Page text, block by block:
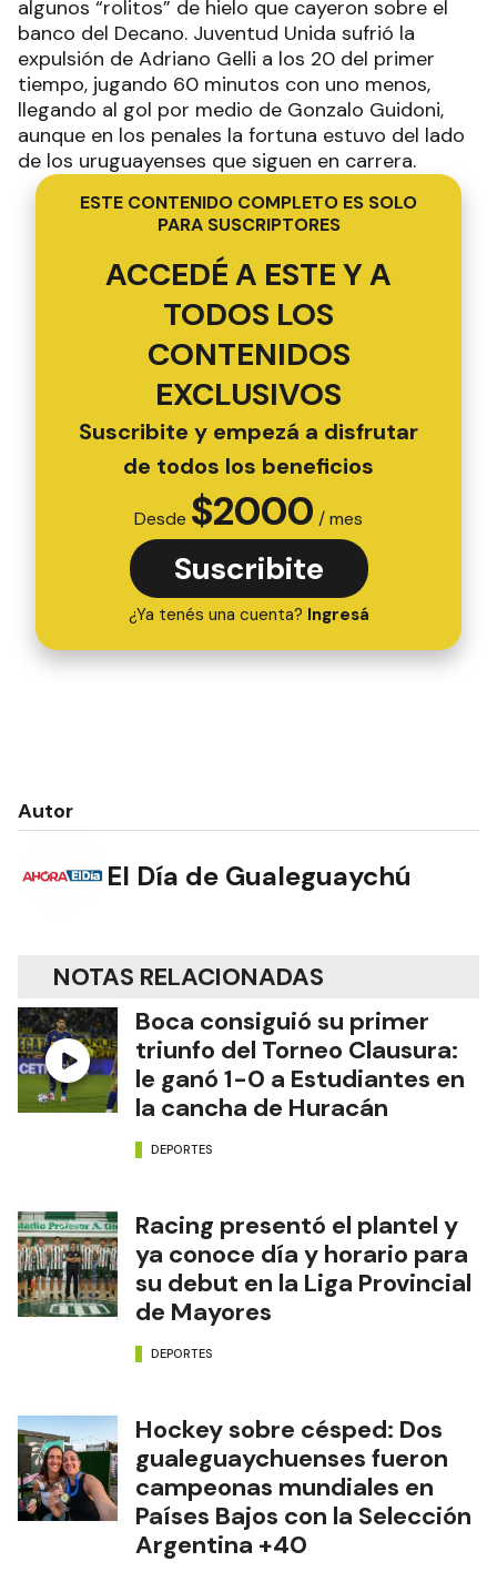
algunos “rolitos” de hielo que cayeron sobre el
banco del Decano. Juventud Unida sufrió la
expulsión de Adriano Gelli a los 20 del primer
tiempo, jugando 60 minutos con uno menos,
llegando al gol por medio de Gonzalo Guidoni,
aunque en los penales la fortuna estuvo del lado
de los uruguayenses que siguen en carrera.
ESTE CONTENIDO COMPLETO ES SOLO
PARA SUSCRIPTORES
ACCEDÉ A ESTE Y A
TODOS LOS
CONTENIDOS
EXCLUSIVOS
Suscribite y empezá a disfrutar
de todos los beneficios
Desde $2000 / mes
Suscribite
¿Ya tenés una cuenta? Ingresá
Autor
El Día de Gualeguaychú
NOTAS RELACIONADAS
Boca consiguió su primer
triunfo del Torneo Clausura:
le ganó 1-0 a Estudiantes en
la cancha de Huracán
DEPORTES
Racing presentó el plantel y
ya conoce día y horario para
su debut en la Liga Provincial
de Mayores
DEPORTES
Hockey sobre césped: Dos
gualeguaychuenses fueron
campeonas mundiales en
Países Bajos con la Selección
Argentina +40